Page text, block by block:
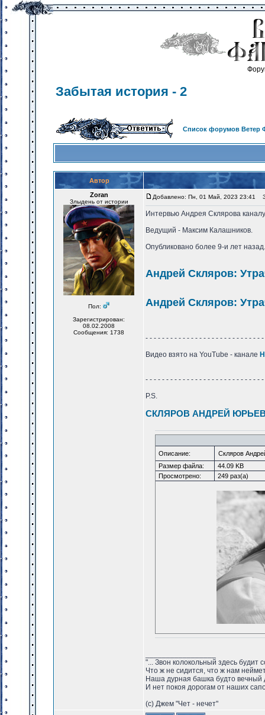
Забытая история - 2
Список форумов Ветер
Автор
Zoran
Злыдень от истории
Пол:
Зарегистрирован:
08.02.2008
Сообщения: 1738
Добавлено: Пн, 01 Май, 2023 23:41
Интервью Андрея Склярова
Ведущий - Максим Калашников.
Опубликовано более 9-и лет назад.
Андрей Скляров:
Андрей Скляров:
- - - - - - - - - - - - - - - - - - - - - - - - - - - - -
Видео взято на YouTube - канале
- - - - - - - - - - - - - - - - - - - - - - - - - - - - -
P.S.
СКЛЯРОВ АНДРЕЙ
Описание:
Скляров
Размер файла:
44.09 KB
Просмотрено:
249 раз(а)
"... Звон колокольный здесь будит
Что ж не сидится, что ж нам
Наша дурная башка будто вечный
И нет покоя дорогам от наших
(с) Джем "Чет - нечет"